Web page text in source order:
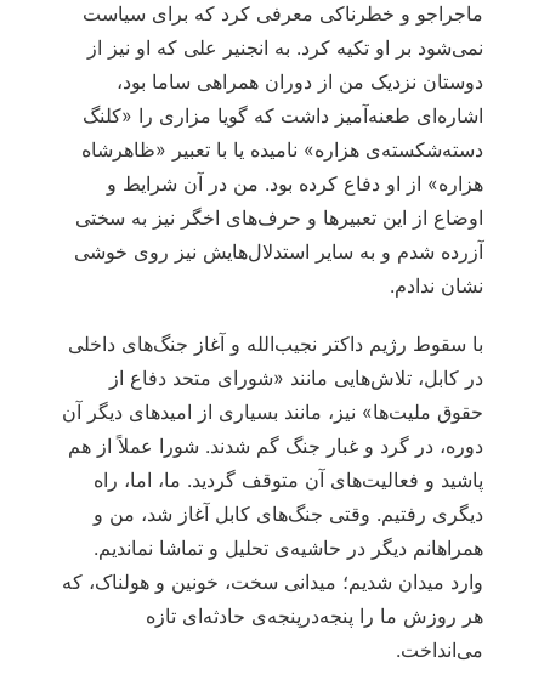
ماجراجو و خطرناکی معرفی کرد که برای سیاست
نمی‌شود بر او تکیه کرد. به انجنیر علی که او نیز از
دوستان نزدیک من از دوران همراهی ساما بود،
اشاره‌ای طعنه‌آمیز داشت که گویا مزاری را «کلنگ
دسته‌شکسته‌ی هزاره» نامیده یا با تعبیر «ظاهرشاه
هزاره» از او دفاع کرده بود. من در آن شرایط و
اوضاع از این تعبیرها و حرف‌های اخگر نیز به سختی
آزرده شدم و به سایر استدلال‌هایش نیز روی خوشی
نشان ندادم.
با سقوط رژیم داکتر نجیب‌الله و آغاز جنگ‌های داخلی
در کابل، تلاش‌هایی مانند «شورای متحد دفاع از
حقوق ملیت‌ها» نیز، مانند بسیاری از امیدهای دیگر آن
دوره، در گرد و غبار جنگ گم شدند. شورا عملاً از هم
پاشید و فعالیت‌های آن متوقف گردید. ما، اما، راه
دیگری رفتیم. وقتی جنگ‌های کابل آغاز شد، من و
همراهانم دیگر در حاشیه‌ی تحلیل و تماشا نماندیم.
وارد میدان شدیم؛ میدانی سخت، خونین و هولناک، که
هر روزش ما را پنجه‌درپنجه‌ی حادثه‌ای تازه
می‌انداخت.